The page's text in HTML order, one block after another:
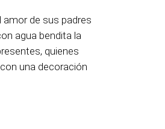
amor de sus padres
agua bendita la
quienes
una decoración